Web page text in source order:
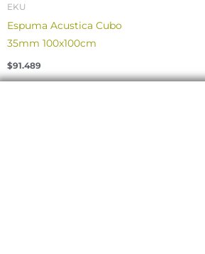
EKU
Espuma Acustica Cubo
35mm 100x100cm
$91.489